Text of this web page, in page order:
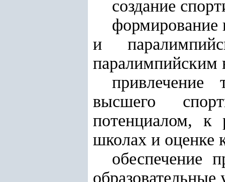
создание
формирование
и
паралимпийским
привлечение
высшего
потенциалом, к
школах и оценке
обеспечение
образовательные